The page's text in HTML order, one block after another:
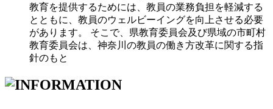
教育を提供するためには、教員の業務負担を軽減する
とともに、教員のウェルビーイングを向上させる必要
があります。 そこで、県教育委員会及び県域の市町村
教育委員会は、神奈川の教員の働き方改革に関する指
針のもと